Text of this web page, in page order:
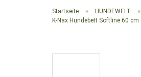
Startseite » HUNDEWELT »
K-Nax Hundebett Softline 60 cm